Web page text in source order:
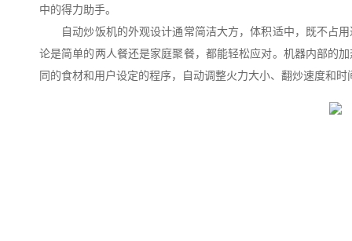
中的得力助手。
自动炒饭机的外观设计通常简洁大方，体积适中，既不占用
论是简单的两人餐还是家庭聚餐，都能轻松应对。机器内部的
同的食材和用户设定的程序，自动调整火力大小、翻炒速度和